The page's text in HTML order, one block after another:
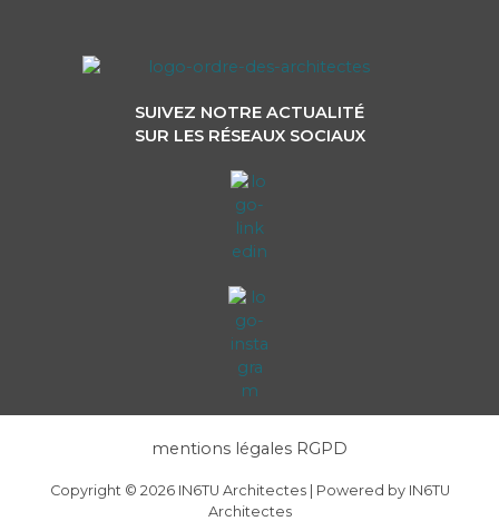
SUIVEZ NOTRE ACTUALITÉ
SUR LES RÉSEAUX SOCIAUX
mentions légales RGPD
Copyright © 2026 IN6TU Architectes | Powered by IN6TU
Architectes